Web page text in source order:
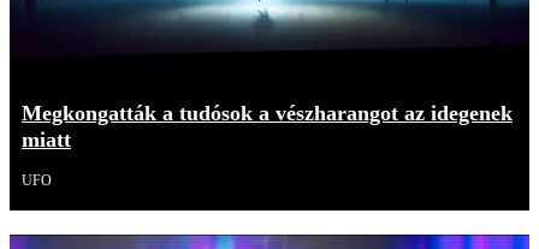
Megkongatták a tudósok a vészharangot az idegenek
miatt
UFO